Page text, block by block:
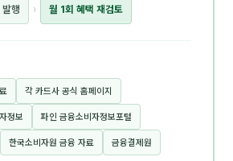
발행 › 월 1회 혜택 재검토
각 카드사 공식 홈페이지
정보 파인 금융소비자정보포털
한국소비자원 금융 자료 금융결제원